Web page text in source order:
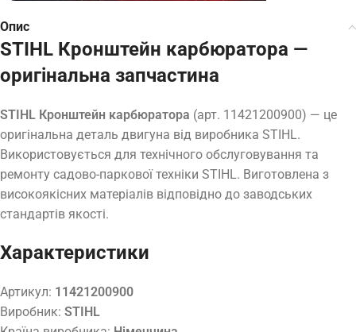
Опис
STIHL Кронштейн карбюратора —
оригінальна запчастина
STIHL Кронштейн карбюратора (арт. 11421200900) — це
оригінальна деталь двигуна від виробника STIHL.
Використовується для технічного обслуговування та
ремонту садово-паркової техніки STIHL. Виготовлена з
високоякісних матеріалів відповідно до заводських
стандартів якості.
Характеристики
Артикул: 11421200900
Виробник: STIHL